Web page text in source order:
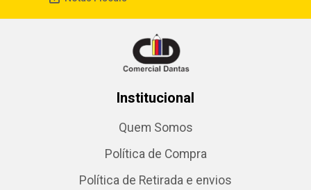
Institucional
Quem Somos
Política de Compra
Política de Retirada e envios